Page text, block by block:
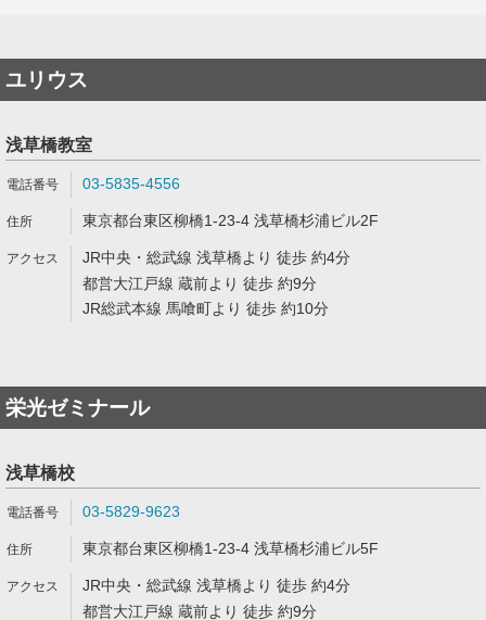
ユリウス
浅草橋教室
03-5835-4556
東京都台東区柳橋1-23-4 浅草橋杉浦ビル2F
JR中央・総武線 浅草橋より 徒歩 約4分
都営大江戸線 蔵前より 徒歩 約9分
JR総武本線 馬喰町より 徒歩 約10分
栄光ゼミナール
浅草橋校
03-5829-9623
東京都台東区柳橋1-23-4 浅草橋杉浦ビル5F
JR中央・総武線 浅草橋より 徒歩 約4分
都営大江戸線 蔵前より 徒歩 約9分